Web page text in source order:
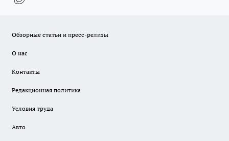
Обзорные статьи и пресс-релизы
О нас
Контакты
Редакционная политика
Условия труда
Авто